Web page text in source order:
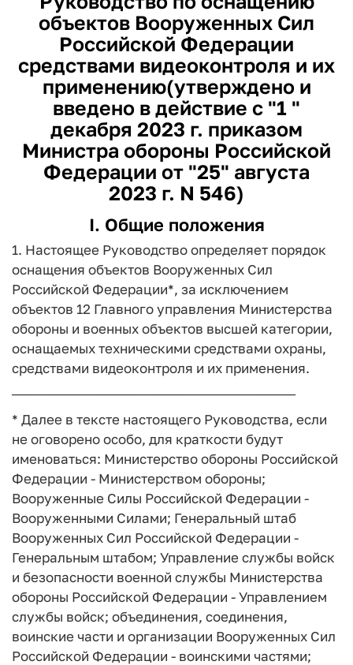
объектов Вооруженных Сил
Российской Федерации
средствами видеоконтроля и их
применению(утверждено и
введено в действие с "1 "
декабря 2023 г. приказом
Министра обороны Российской
Федерации от "25" августа
2023 г. N 546)
I. Общие положения
1. Настоящее Руководство определяет порядок
оснащения объектов Вооруженных Сил
Российской Федерации*, за исключением
объектов 12 Главного управления Министерства
обороны и военных объектов высшей категории,
оснащаемых техническими средствами охраны,
средствами видеоконтроля и их применения.
──────────────────────────────
* Далее в тексте настоящего Руководства, если
не оговорено особо, для краткости будут
именоваться: Министерство обороны Российской
Федерации - Министерством обороны;
Вооруженные Силы Российской Федерации -
Вооруженными Силами; Генеральный штаб
Вооруженных Сил Российской Федерации -
Генеральным штабом; Управление службы войск
и безопасности военной службы Министерства
обороны Российской Федерации - Управлением
службы войск; объединения, соединения,
воинские части и организации Вооруженных Сил
Российской Федерации - воинскими частями;